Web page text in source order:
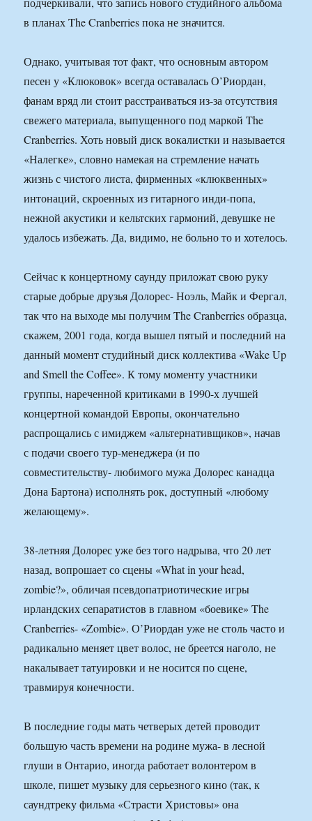
в планах The Cranberries пока не значится.
Однако, учитывая тот факт, что основным автором
песен у «Клюковок» всегда оставалась О’Риордан,
фанам вряд ли стоит расстраиваться из-за отсутствия
свежего материала, выпущенного под маркой The
Cranberries. Хоть новый диск вокалистки и называется
«Налегке», словно намекая на стремление начать
жизнь с чистого листа, фирменных «клюквенных»
интонаций, скроенных из гитарного инди-попа,
нежной акустики и кельтских гармоний, девушке не
удалось избежать. Да, видимо, не больно то и хотелось.
Сейчас к концертному саунду приложат свою руку
старые добрые друзья Долорес- Ноэль, Майк и Фергал,
так что на выходе мы получим The Cranberries образца,
скажем, 2001 года, когда вышел пятый и последний на
данный момент студийный диск коллектива «Wake Up
and Smell the Coffee». К тому моменту участники
группы, нареченной критиками в 1990-х лучшей
концертной командой Европы, окончательно
распрощались с имиджем «альтернативщиков», начав
с подачи своего тур-менеджера (и по
совместительству- любимого мужа Долорес канадца
Дона Бартона) исполнять рок, доступный «любому
желающему».
38-летняя Долорес уже без того надрыва, что 20 лет
назад, вопрошает со сцены «What in your head,
zombie?», обличая псевдопатриотические игры
ирландских сепаратистов в главном «боевике» The
Cranberries- «Zombie». О’Риордан уже не столь часто и
радикально меняет цвет волос, не бреется наголо, не
накалывает татуировки и не носится по сцене,
травмируя конечности.
В последние годы мать четверых детей проводит
большую часть времени на родине мужа- в лесной
глуши в Онтарио, иногда работает волонтером в
школе, пишет музыку для серьезного кино (так, к
саундтреку фильма «Страсти Христовы» она